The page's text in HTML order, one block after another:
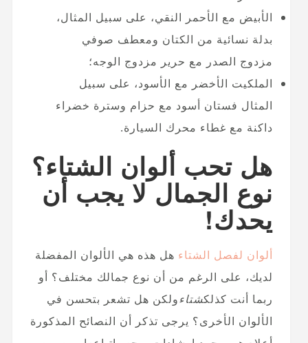
الأبيض مع الأحمر النقي، على سبيل المثال،
بدلة نسائية من الكتان ومعطف صوفي
مزدوج الصدر مع حرير مزدوج الوجه؛
الملكيت الأخضر مع الأسود، على سبيل
المثال فستان أسود مع حزام وسترة خضراء
داكنة مع غطاء محرك السيارة.
هل تحب ألوان الشتاء؟
نوع الجمال لا يجب أن
يحدك!
ألوان لفصل الشتاء هل هذه هي الألوان المفضلة
لديك، على الرغم من أن نوع جمالك مختلف؟ أو
ربما أنت كذلكشتاءولكن هل تشعر بتحسن في
الألوان الأخرى؟ يرجى تذكر أن النصائح المذكورة